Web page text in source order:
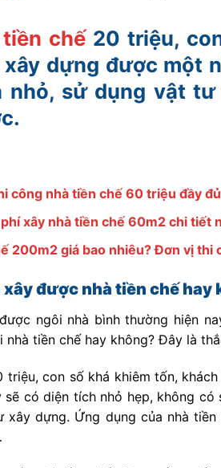
chế20 triệu,
dựng được một
nhỏ, sử dụng vật
công nhà tiền chế 60 triệu đầy
xây nhà tiền chế 60m2 chi tiết
200m2 giá bao nhiêu? Đơn vị thi
được nhà tiền chế hay
ngôi nhà bình thường hiện
tiền chế hay không? Đây là
triệu, con số khá khiêm tốn,
sẽ có diện tích nhỏ hẹp, không
xây dựng. Ứng dụng của nhà